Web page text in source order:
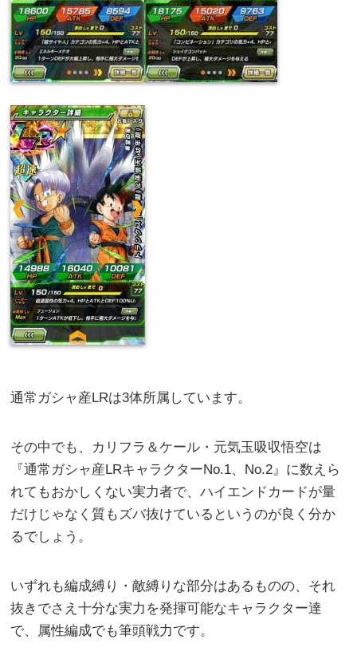
通常ガシャ産LRは3体所属しています。
その中でも、カリフラ＆ケール・元気玉吸収悟空は
『通常ガシャ産LRキャラクターNo.1、No.2』に数えら
れてもおかしくない実力者で、ハイエンドカードが量
だけじゃなく質もズバ抜けているというのが良く分か
るでしょう。
いずれも編成縛り・敵縛りな部分はあるものの、それ
抜きでさえ十分な実力を発揮可能なキャラクター達
で、属性編成でも筆頭戦力です。